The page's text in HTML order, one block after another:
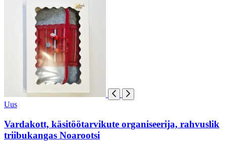
Uus
Vardakott, käsitöötarvikute organiseerija, rahvuslik
triibukangas Noarootsi